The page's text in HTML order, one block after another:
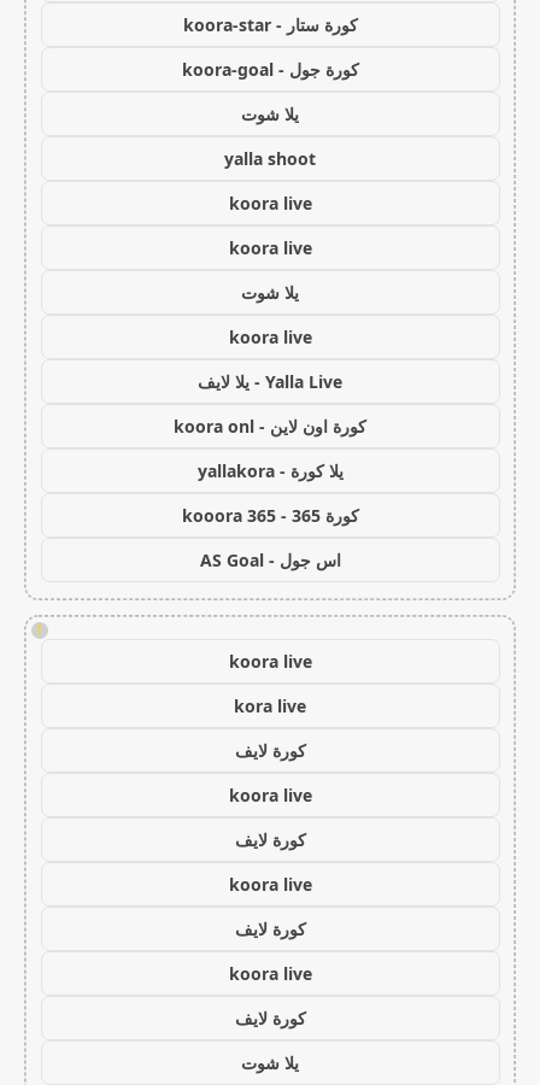
كورة ستار - koora-star
كورة جول - koora-goal
يلا شوت
yalla shoot
koora live
koora live
يلا شوت
koora live
Yalla Live - يلا لايف
كورة اون لاين - koora onl
يلا كورة - yallakora
كورة 365 - kooora 365
اس جول - AS Goal
!
koora live
kora live
كورة لايف
koora live
كورة لايف
koora live
كورة لايف
koora live
كورة لايف
يلا شوت